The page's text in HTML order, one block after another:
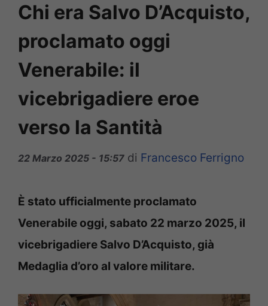
Chi era Salvo D’Acquisto,
proclamato oggi
Venerabile: il
vicebrigadiere eroe
verso la Santità
22 Marzo 2025 - 15:57 di Francesco Ferrigno
È stato ufficialmente proclamato
Venerabile oggi, sabato 22 marzo 2025, il
vicebrigadiere Salvo D’Acquisto, già
Medaglia d’oro al valore militare.